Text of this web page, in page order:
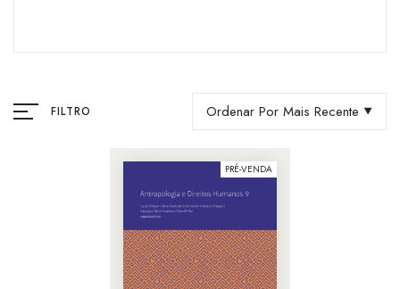
FILTRO Ordenar Por Mais Recente
PRÉ-VENDA